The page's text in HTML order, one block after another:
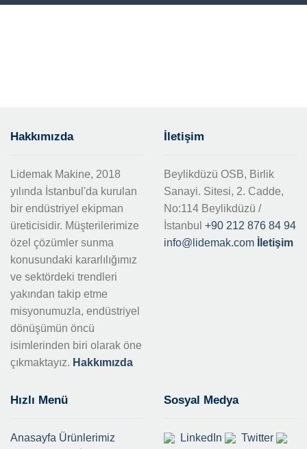
Hakkımızda
Lidemak Makine, 2018
yılında İstanbul'da kurulan
bir endüstriyel ekipman
üreticisidir. Müşterilerimize
özel çözümler sunma
konusundaki kararlılığımız
ve sektördeki trendleri
yakından takip etme
misyonumuzla, endüstriyel
dönüşümün öncü
isimlerinden biri olarak öne
çıkmaktayız. Hakkımızda
İletişim
Beylikdüzü OSB, Birlik
Sanayi. Sitesi, 2. Cadde,
No:114 Beylikdüzü /
İstanbul +90 212 876 84 94
info@lidemak.com
İletişim
Hızlı Menü
Anasayfa Ürünlerimiz
Sosyal Medya
LinkedIn
Twitter